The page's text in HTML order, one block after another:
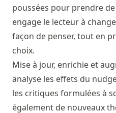
poussées pour prendre
engage le lecteur à
façon de penser, tout en
choix.
Mise à jour, enrichie et
analyse les effets du
les critiques formulées à
également de nouveaux